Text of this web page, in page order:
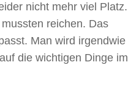
nicht mehr viel Platz.
reichen. Das
Man wird irgendwie
die wichtigen Dinge im